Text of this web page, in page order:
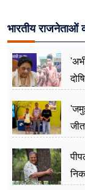
भारतीय राजनेताओं